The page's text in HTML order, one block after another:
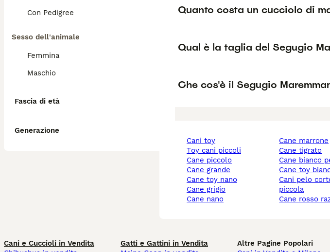
Con Pedigree
Sesso dell'animale
Femmina
Maschio
Fascia di età
Generazione
Quanto costa un cucciolo di
Qual è la taglia del Segugio
Che cos'è il Segugio
cani toy
toy cani piccoli
cane piccolo
cane grande
cane toy nano
cane grigio
cane nano
cane marrone
cane tigrato
cane bianco
cane toy
cani pelo corto taglia
piccola
cane rosso
Cani e Cuccioli in Vendita
Gatti e Gattini in Vendita
Altre Pagine Popolari